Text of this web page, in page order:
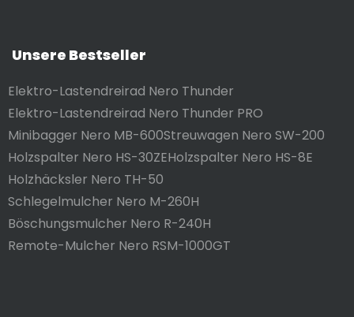
Unsere Bestseller
Elektro-Lastendreirad Nero Thunder
Elektro-Lastendreirad Nero Thunder PRO
Minibagger Nero MB-600Streuwagen Nero SW-200
Holzspalter Nero HS-30ZEHolzspalter Nero HS-8E
Holzhäcksler Nero TH-50
Schlegelmulcher Nero M-260H
Böschungsmulcher Nero R-240H
Remote-Mulcher Nero RSM-1000GT